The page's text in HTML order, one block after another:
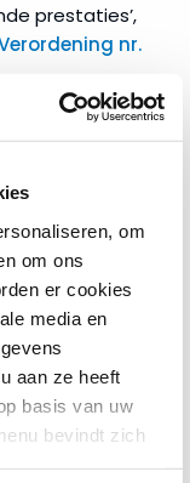
om
om ons
er cookies
media en
aan ze heeft
basis van uw
bevindt zich
prestaties’,
nr.
Nederlandse
(Wmo) 2015
betekent echter
de eerste
in alle
weigeren.
om een
en dit
in de eerste